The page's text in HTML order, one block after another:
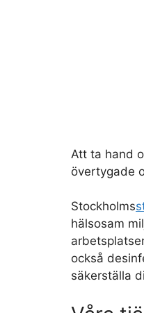
Att ta hand
övertygade
Stockholms
hälsosam
också
säkerställa